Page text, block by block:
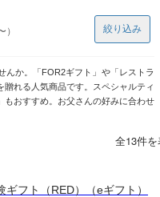
んか。「FOR2ギフト」や「レストラ
れる人気商品です。スペシャルティ
もおすすめ。お父さんの好みに合わせ
絞り込み
全13件
ギフト（RED）（eギフト）